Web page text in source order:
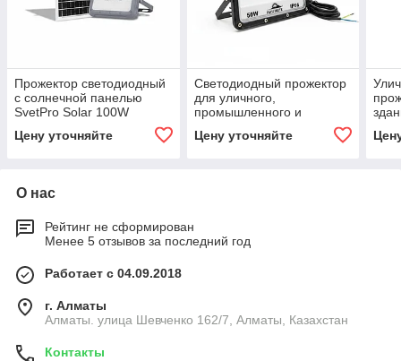
Прожектор светодиодный
с солнечной панелью
SvetPro Solar 100W
Цену уточняйте
Светодиодный прожектор
для уличного,
промышленного и
освещения SP-FV-50W
Цену уточняйте
О нас
Рейтинг не сформирован
Менее 5 отзывов за последний год
Работает с 04.09.2018
г. Алматы
Алматы. улица Шевченко 162/7, Алматы, Казахстан
Контакты